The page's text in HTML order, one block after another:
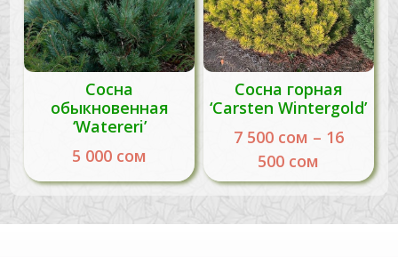
Сосна
обыкновенная
‘Watereri’
5 000 сом
Сосна горная
‘Carsten Wintergold’
7 500 сом – 16
500 сом